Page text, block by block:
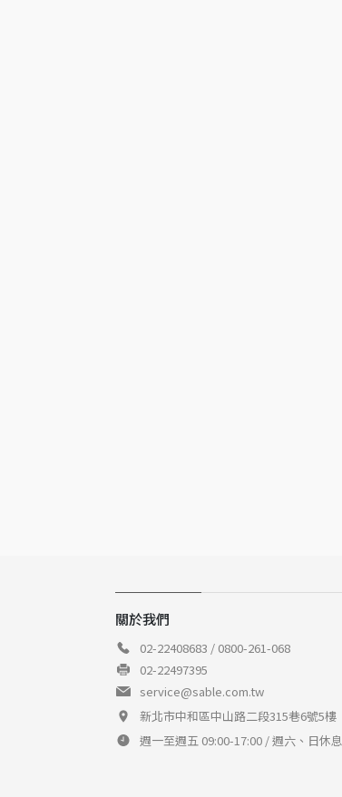
關於我們
02-22408683 / 0800-261-068
02-22497395
service@sable.com.tw
新北市中和區中山路二段315巷6號5樓
週一至週五 09:00-17:00 / 週六、日休息